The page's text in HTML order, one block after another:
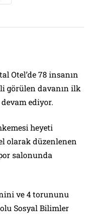
Otel’de 78 insanın
görülen davanın ilk
ediyor.
heyeti
olarak düzenlenen
salonunda
ve 4 torununu
Sosyal Bilimler